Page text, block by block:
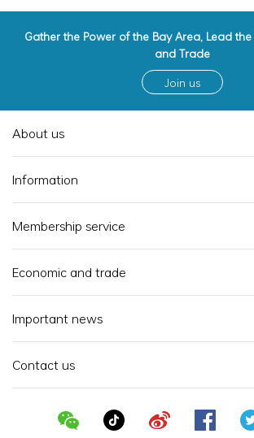
Gather the Power of the Bay Area, Lead
and Trade
Join us
About us
Information
Membership service
Economic and trade
Important news
Contact us